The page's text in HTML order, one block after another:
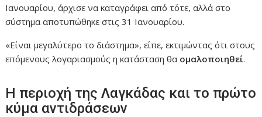
Ιανουαρίου, άρχισε να καταγράφει από τότε, αλλά στο
σύστημα αποτυπώθηκε στις 31 Ιανουαρίου.
«Είναι μεγαλύτερο το διάστημα», είπε, εκτιμώντας ότι στους
επόμενους λογαριασμούς η κατάσταση θα ομαλοποιηθεί.
Η περιοχή της Λαγκάδας και το πρώτο
κύμα αντιδράσεων